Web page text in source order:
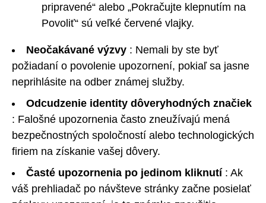
pripravené“ alebo „Pokračujte klepnutím na
Povoliť“ sú veľké červené vlajky.
Neočakávané výzvy : Nemali by ste byť
požiadaní o povolenie upozornení, pokiaľ sa jasne
neprihlásite na odber známej služby.
Odcudzenie identity dôveryhodných značiek
: Falošné upozornenia často zneužívajú mená
bezpečnostných spoločností alebo technologických
firiem na získanie vašej dôvery.
Časté upozornenia po jedinom kliknutí: Ak
váš prehliadač po návšteve stránky začne posielať